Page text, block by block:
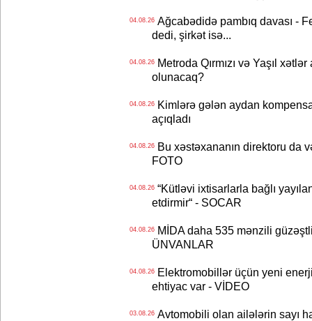
04.08.26Ağcabədidə pambıq davası -
dedi, şirkət isə...
04.08.26Metroda Qırmızı və Yaşıl
olunacaq?
04.08.26Kimlərə gələn aydan
açıqladı
04.08.26Bu xəstəxananın direktoru da
FOTO
04.08.26“Kütləvi ixtisarlarla bağlı
etdirmir“ - SOCAR
04.08.26MİDA daha 535 mənzili güzəştli
ÜNVANLAR
04.08.26Elektromobillər üçün yeni
ehtiyac var - VİDEO
03.08.26Avtomobili olan ailələrin sayı